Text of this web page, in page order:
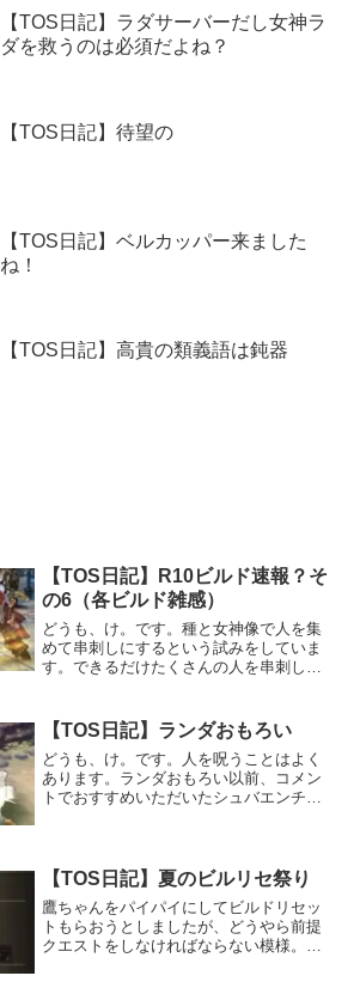
【TOS日記】ラダサーバーだし女神ラ
ダを救うのは必須だよね？
【TOS日記】待望の
【TOS日記】ベルカッパー来ました
ね！
【TOS日記】高貴の類義語は鈍器
【TOS日記】R10ビルド速報？そ
の6（各ビルド雑感）
どうも、け。です。種と女神像で人を集
めて串刺しにするという試みをしていま
す。できるだけたくさんの人を串刺しに
ら漏れてしまうのでなかなか難易度が高
いですね…。ちなみに串刺...
【TOS日記】ランダおもろい
どうも、け。です。人を呪うことはよく
あります。ランダおもろい以前、コメン
トでおすすめいただいたシュバエンチャ
ューター＋ポイズンシュ...
【TOS日記】夏のビルリセ祭り
鷹ちゃんをパイパイにしてビルドリセッ
トもらおうとしましたが、どうやら前提
クエストをしなければならない模様。パ